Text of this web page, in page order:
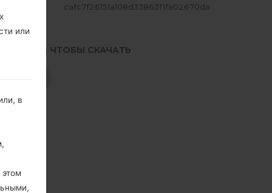
cafc7f26151a108d33863f1fa02670da
ЧТОБЫ СКАЧАТЬ
или
в
этом